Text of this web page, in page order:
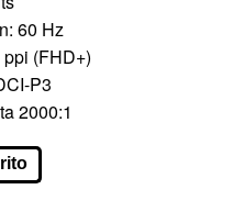
60 Hz
(FHD+)
P3
2000:1